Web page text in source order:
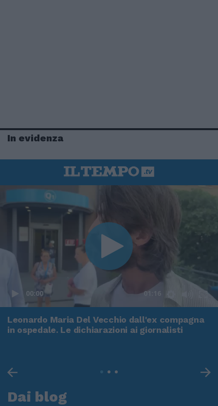
In evidenza
00:00 01:16
Leonardo Maria Del Vecchio dall'ex compagna
in ospedale. Le dichiarazioni ai giornalisti
Dai blog